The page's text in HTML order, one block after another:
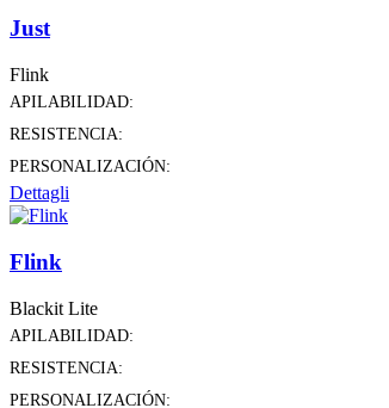
Just
Flink
APILABILIDAD:
RESISTENCIA:
PERSONALIZACIÓN:
Dettagli
Flink
Blackit Lite
APILABILIDAD:
RESISTENCIA:
PERSONALIZACIÓN: